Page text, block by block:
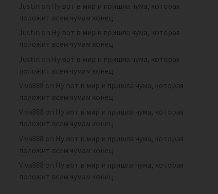
Justin on Ну вот в мир и пришла чума, которая
положит всем чумам конец.
Justin on Ну вот в мир и пришла чума, которая
положит всем чумам конец.
Justin on Ну вот в мир и пришла чума, которая
положит всем чумам конец.
Viva888 on Ну вот в мир и пришла чума, которая
положит всем чумам конец.
Viva888 on Ну вот в мир и пришла чума, которая
положит всем чумам конец.
Viva888 on Ну вот в мир и пришла чума, которая
положит всем чумам конец.
Viva888 on Ну вот в мир и пришла чума, которая
положит всем чумам конец.